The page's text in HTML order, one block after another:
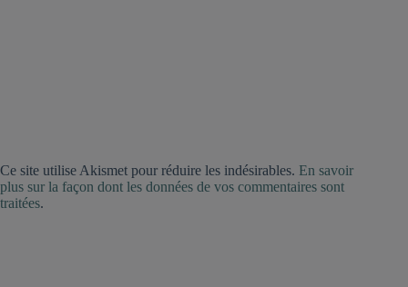
Ce site utilise Akismet pour réduire les indésirables. En savoir
plus sur la façon dont les données de vos commentaires sont
traitées.